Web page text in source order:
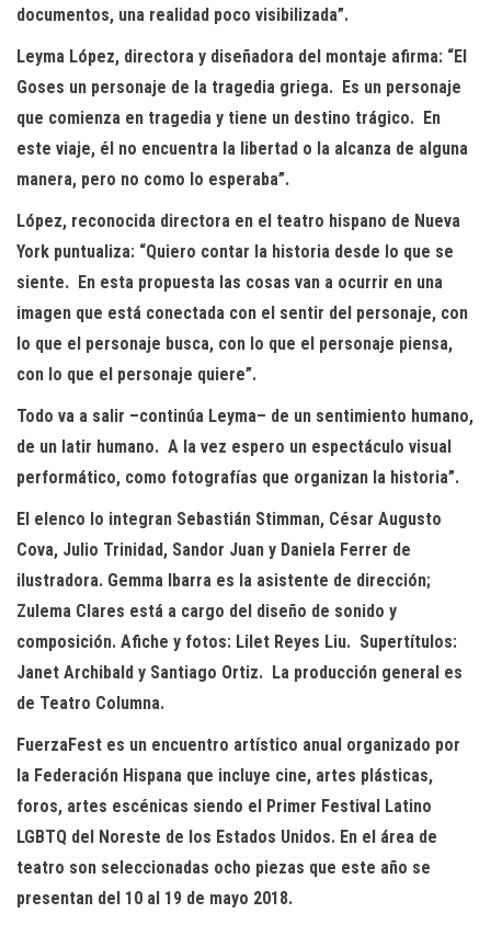
documentos, una realidad poco visibilizada”.
Leyma López, directora y diseñadora del montaje afirma: “El
Goses un personaje de la tragedia griega. Es un personaje
que comienza en tragedia y tiene un destino trágico. En
este viaje, él no encuentra la libertad o la alcanza de alguna
manera, pero no como lo esperaba”.
López, reconocida directora en el teatro hispano de Nueva
York puntualiza: “Quiero contar la historia desde lo que se
siente. En esta propuesta las cosas van a ocurrir en una
imagen que está conectada con el sentir del personaje, con
lo que el personaje busca, con lo que el personaje piensa,
con lo que el personaje quiere”.
Todo va a salir –continúa Leyma– de un sentimiento humano,
de un latir humano. A la vez espero un espectáculo visual
performático, como fotografías que organizan la historia”.
El elenco lo integran Sebastián Stimman, César Augusto
Cova, Julio Trinidad, Sandor Juan y Daniela Ferrer de
ilustradora. Gemma Ibarra es la asistente de dirección;
Zulema Clares está a cargo del diseño de sonido y
composición. Afiche y fotos: Lilet Reyes Liu. Supertítulos:
Janet Archibald y Santiago Ortiz. La producción general es
de Teatro Columna.
FuerzaFest es un encuentro artístico anual organizado por
la Federación Hispana que incluye cine, artes plásticas,
foros, artes escénicas siendo el Primer Festival Latino
LGBTQ del Noreste de los Estados Unidos. En el área de
teatro son seleccionadas ocho piezas que este año se
presentan del 10 al 19 de mayo 2018.